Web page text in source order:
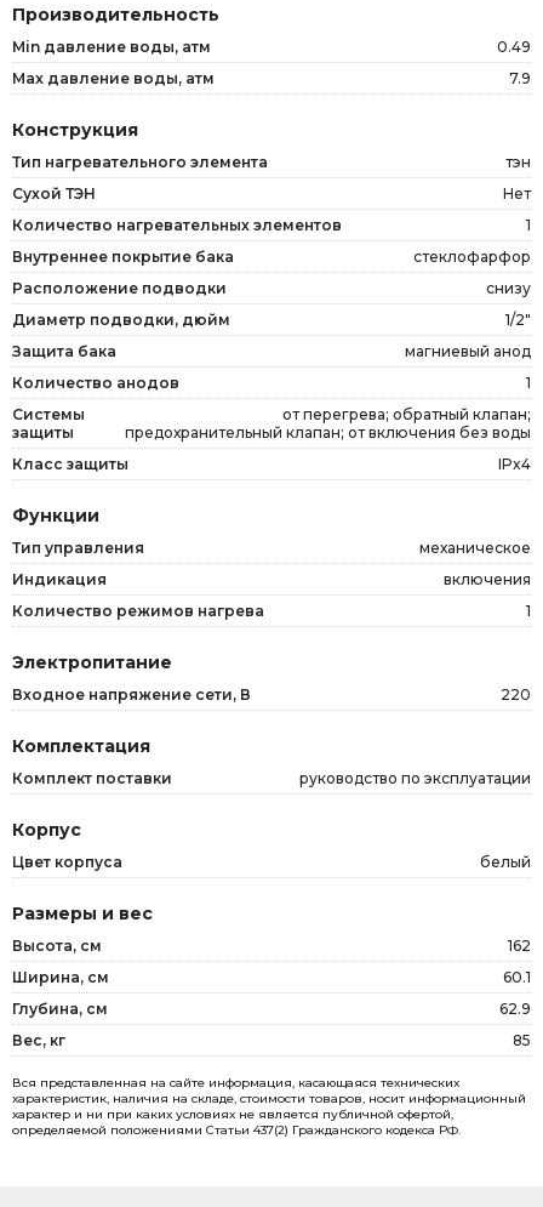
Производительность
Min давление воды, атм
0.49
Max давление воды, атм
7.9
Конструкция
Тип нагревательного элемента
тэн
Сухой ТЭН
Нет
Количество нагревательных элементов
1
Внутреннее покрытие бака
стеклофарфор
Расположение подводки
снизу
Диаметр подводки, дюйм
1/2"
Защита бака
магниевый анод
Количество анодов
1
Системы
защиты
от перегрева; обратный клапан;
предохранительный клапан; от включения без воды
Класс защиты
IPx4
Функции
Тип управления
механическое
Индикация
включения
Количество режимов нагрева
1
Электропитание
Входное напряжение сети, В 220
Комплектация
Комплект поставки руководство по эксплуатации
Корпус
Цвет корпуса белый
Размеры и вес
Высота, см
162
Ширина, см
60.1
Глубина, см
62.9
Вес, кг
85
Вся представленная на сайте информация, касающаяся технических
характеристик, наличия на складе, стоимости товаров, носит информационный
характер и ни при каких условиях не является публичной офертой,
определяемой положениями Статьи 437(2) Гражданского кодекса РФ.